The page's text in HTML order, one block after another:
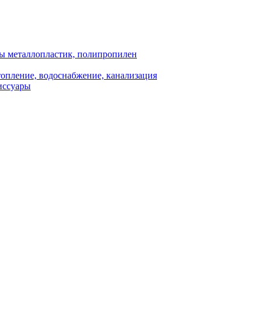
металлопластик, полипропилен
водоснабжение, канализация